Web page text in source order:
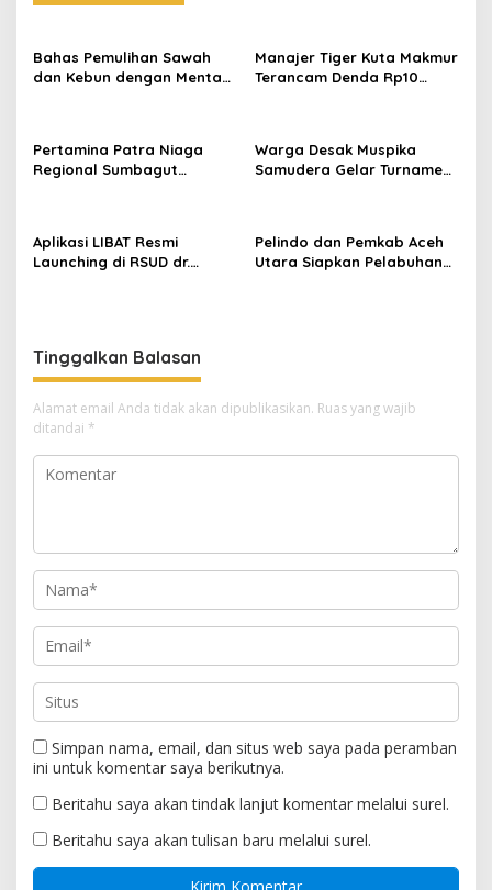
s
Bahas Pemulihan Sawah
dan Kebun dengan Mentan,
Manajer Tiger Kuta Makmur
Terancam Denda Rp10
Pertamina Patra Niaga
Regional Sumbagut
Warga Desak Muspika
Samudera Gelar Turnamen
Aplikasi LIBAT Resmi
Launching di RSUD dr.
Pelindo dan Pemkab Aceh
Utara Siapkan Pelabuhan
Tinggalkan Balasan
Alamat email Anda tidak akan dipublikasikan. Ruas yang wajib
ditandai *
Simpan nama, email, dan situs web saya pada peramban
ini untuk komentar saya berikutnya.
Beritahu saya akan tindak lanjut komentar melalui surel.
Beritahu saya akan tulisan baru melalui surel.